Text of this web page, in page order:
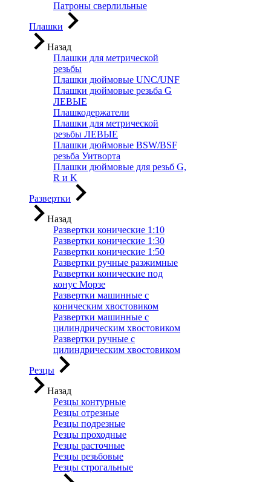
Патроны сверлильные
Плашки
Назад
Плашки для метрической
резьбы
Плашки дюймовые UNC/UNF
Плашки дюймовые резьба G
ЛЕВЫЕ
Плашкодержатели
Плашки для метрической
резьбы ЛЕВЫЕ
Плашки дюймовые BSW/BSF
резьба Уитворта
Плашки дюймовые для резьб G,
R и K
Развертки
Назад
Развертки конические 1:10
Развертки конические 1:30
Развертки конические 1:50
Развертки ручные разжимные
Развертки конические под
конус Морзе
Развертки машинные с
коническим хвостовиком
Развертки машинные с
цилиндрическим хвостовиком
Развертки ручные с
цилиндрическим хвостовиком
Резцы
Назад
Резцы контурные
Резцы отрезные
Резцы подрезные
Резцы проходные
Резцы расточные
Резцы резьбовые
Резцы строгальные